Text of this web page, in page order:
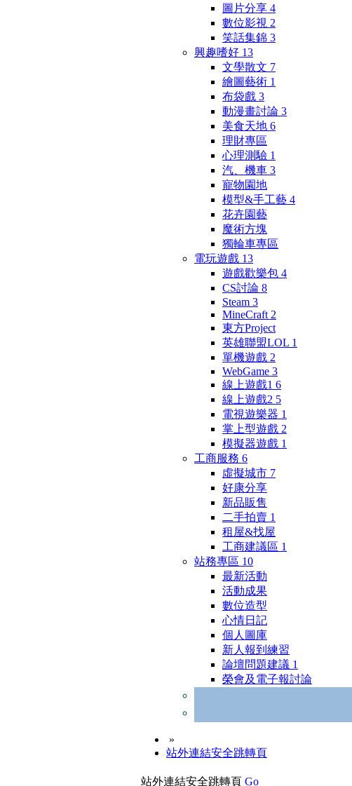
圖片分享 4
數位影視 2
笑話集錦 3
興趣嗜好 13
文學散文 7
繪圖藝術 1
布袋戲 3
動漫畫討論 3
美食天地 6
理財專區
心理測驗 1
汽、機車 3
寵物園地
模型&手工藝 4
花卉園藝
魔術方塊
獨輪車專區
電玩遊戲 13
遊戲歡樂包 4
CS討論 8
Steam 3
MineCraft 2
東方Project
英雄聯盟LOL 1
單機遊戲 2
WebGame 3
線上遊戲1 6
線上遊戲2 5
電視遊樂器 1
掌上型遊戲 2
模擬器遊戲 1
工商服務 6
虛擬城市 7
好康分享
新品販售
二手拍賣 1
租屋&找屋
工商建議區 1
站務專區 10
最新活動
活動成果
數位造型
心情日記
個人圖庫
新人報到練習
論壇問題建議 1
榮會及電子報討論
»
站外連結安全跳轉頁
站外連結安全跳轉頁 Go